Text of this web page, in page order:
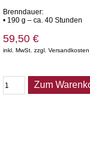
Brenndauer:
• 190 g – ca. 40 Stunden
59,50 €
inkl. MwSt. zzgl. Versandkosten
Zum